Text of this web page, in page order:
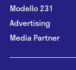
Modello 231
Advertising
Media Partner